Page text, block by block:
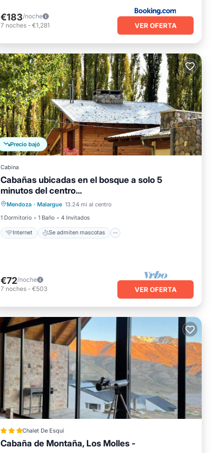
€183/noche
7 noches - €1,281 VER OFERTA
Precio bajó
Cabina
Cabañas ubicadas en el bosque a solo 5
minutos del centro...
Mendoza · Malargue 13.24 mi al centro
1 Dormitorio
1 Baño 4 Invitados
Internet Se admiten mascotas
Internet
Se admiten mascotas
Apto para niños
Ropa de cama
€72/noche
7 noches - €503 VER OFERTA
Chalet De Esquí
Cabaña de Montaña, Los Molles -